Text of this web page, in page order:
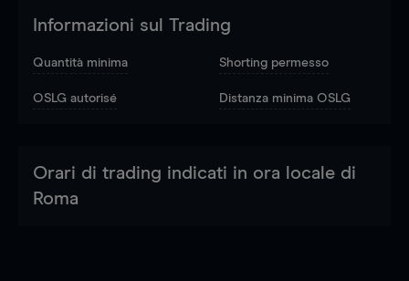
Informazioni sul Trading
Quantità minima Shorting permesso
OSLG autorisé Distanza minima OSLG
Orari di trading indicati in ora locale di
Roma